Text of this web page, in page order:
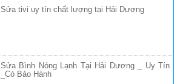
Sửa tivi uy tín chất lượng tại Hải Dương
Sửa Bình Nóng Lạnh Tại Hải Dương _ Uy Tín
_Có Bảo Hành